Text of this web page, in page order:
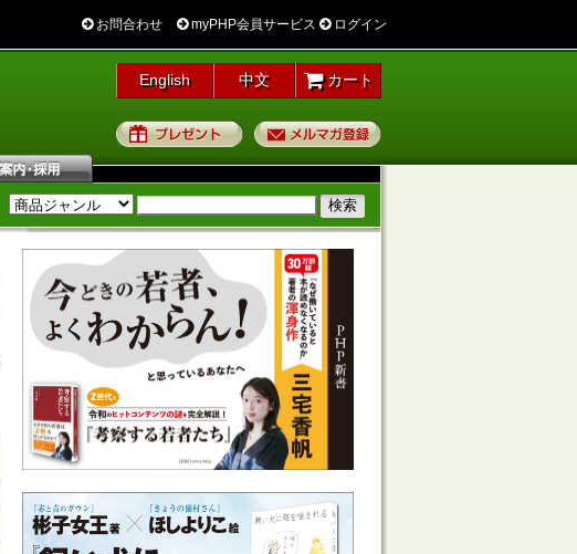
お問合わせ myPHP会員サービス ログイン
English 中文 カート
プレゼント